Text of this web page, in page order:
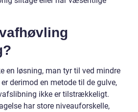
en løsning, man tyr til ved mindre
derimod en metode til de gulve,
ikke er tilstrækkeligt.
har store niveauforskelle,